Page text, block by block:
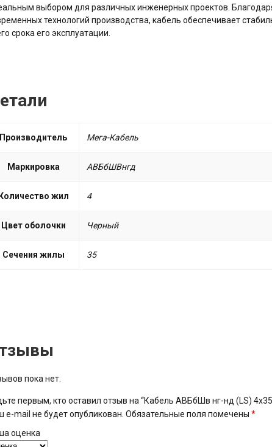
выбором для различных инженерных проектов.
технологий производства, кабель обеспечивает
срока его эксплуатации.
Производитель Мега-Кабель
Маркировка АВБбШВнгд
Количество жил 4
Цвет оболочки Черный
Сечения жилы 35
пока нет.
первым, кто оставил отзыв на “Кабель АВБбШв нг-нд (LS)
e-mail не будет опубликован. Обязательные поля помечены *
оценка